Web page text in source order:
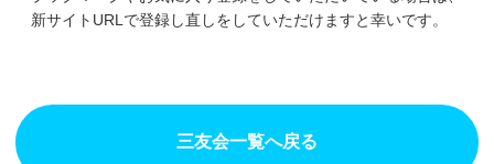
新サイトURLで登録し直しをしていただけますと幸いです。
三友会一覧へ戻る